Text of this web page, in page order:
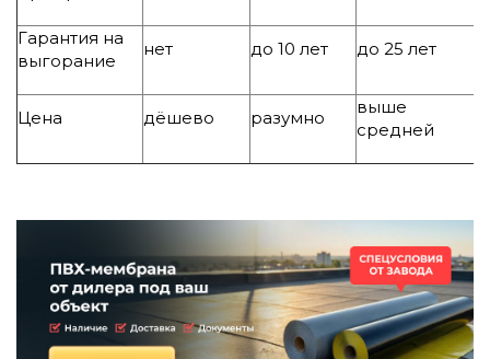
Гарантия на
выгорание
нет до 10 лет до 25 лет
Цена дёшево разумно
выше
средней